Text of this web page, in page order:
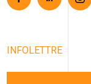
INFOLETTRE